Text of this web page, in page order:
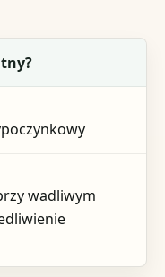
wadliwym